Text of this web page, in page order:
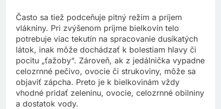
Často sa tiež podceňuje pitný režim a príjem
vlákniny. Pri zvýšenom príjme bielkovín telo
potrebuje viac tekutín na spracovanie dusíkatých
látok, inak môže dochádzať k bolestiam hlavy či
pocitu „ťažoby“. Zároveň, ak z jedálnička vypadne
celozrnné pečivo, ovocie či strukoviny, môže sa
objaviť zápcha. Preto je k bielkovinám vždy
vhodné pridať zeleninu, ovocie, celozrnné obilniny
a dostatok vody.